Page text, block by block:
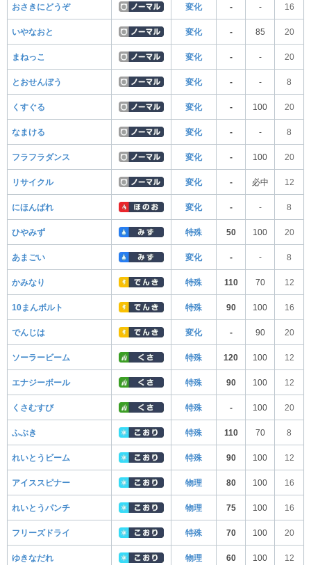
おさきにどうぞ 変化 - - 16
いやなおと 変化 - 85 20
まねっこ 変化 - - 20
とおせんぼう 変化 - - 8
くすぐる 変化 - 100 20
なまける 変化 - - 8
フラフラダンス 変化 - 100 20
リサイクル 変化 - 必中 12
にほんばれ 変化 - - 8
ひやみず 特殊 50 100 20
あまごい 変化 - - 8
かみなり 特殊 110 70 12
10まんボルト 特殊 90 100 16
でんじは 変化 - 90 20
ソーラービーム 特殊 120 100 12
エナジーボール 特殊 90 100 12
くさむすび 特殊 - 100 20
ふぶき 特殊 110 70 8
れいとうビーム 特殊 90 100 12
アイススピナー 物理 80 100 16
れいとうパンチ 物理 75 100 16
フリーズドライ 特殊 70 100 20
ゆきなだれ 物理 60 100 12